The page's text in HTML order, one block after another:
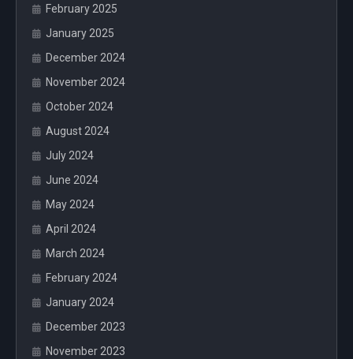
February 2025
January 2025
December 2024
November 2024
October 2024
August 2024
July 2024
June 2024
May 2024
April 2024
March 2024
February 2024
January 2024
December 2023
November 2023